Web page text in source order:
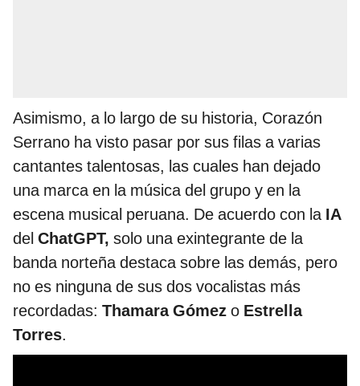
Asimismo, a lo largo de su historia, Corazón
Serrano ha visto pasar por sus filas a varias
cantantes talentosas, las cuales han dejado
una marca en la música del grupo y en la
escena musical peruana. De acuerdo con la IA
del ChatGPT, solo una exintegrante de la
banda norteña destaca sobre las demás, pero
no es ninguna de sus dos vocalistas más
recordadas: Thamara Gómez o Estrella
Torres.